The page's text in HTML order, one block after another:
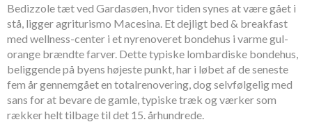
Bedizzole tæt ved Gardasøen, hvor tiden synes at være gået i
stå, ligger agriturismo Macesina. Et dejligt bed & breakfast
med wellness-center i et nyrenoveret bondehus i varme gul-
orange brændte farver. Dette typiske lombardiske bondehus,
beliggende på byens højeste punkt, har i løbet af de seneste
fem år gennemgået en totalrenovering, dog selvfølgelig med
sans for at bevare de gamle, typiske træk og værker som
rækker helt tilbage til det 15. århundrede.